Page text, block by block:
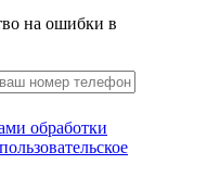
на ошибки в
обработки
пользовательское